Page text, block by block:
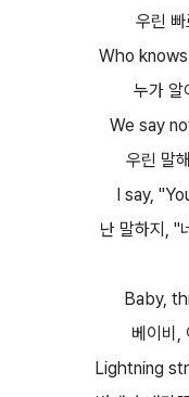
우린
Who
누가 알
We say
우린 말
I say,
난 말하지, "
Baby,
베이비,
Lightning